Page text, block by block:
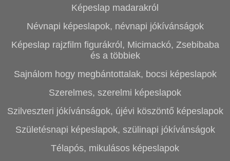
Képeslap madarakról
Névnapi képeslapok, névnapi jókívánságok
Képeslap rajzfilm figurákról, Micimackó, Zsebibaba
és a többiek
Sajnálom hogy megbántottalak, bocsi képeslapok
Szerelmes, szerelmi képeslapok
Szilveszteri jókívánságok, újévi köszöntő képeslapok
Születésnapi képeslapok, szülinapi jókívánságok
Télapós, mikulásos képeslapok